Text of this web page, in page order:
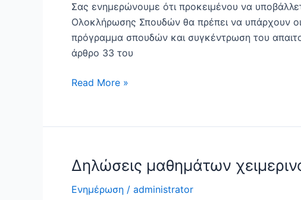
Σας ενημερώνουμε ότι προκειμένου να
Ολοκλήρωσης Σπουδών θα πρέπει να υπάρχουν
πρόγραμμα σπουδών και συγκέντρωση του
άρθρο 33 του
αίτησης
για
χορήγηση
βεβαίωσης
σπουδών
Read More »
Δηλώσεις μαθημάτων
Ενημέρωση / administrator
Δηλώσεις
μαθημάτων
χειμερινού